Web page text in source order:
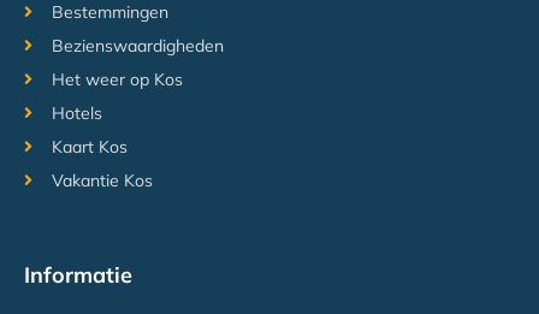
Bestemmingen
Bezienswaardigheden
Het weer op Kos
Hotels
Kaart Kos
Vakantie Kos
Informatie